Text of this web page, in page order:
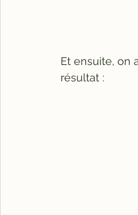
Et ensuite, on
résultat :